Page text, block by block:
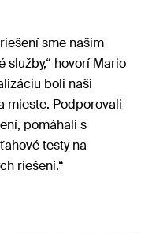
sme našim
služby,“ hovorí Mario
boli naši
mieste. Podporovali
pomáhali s
testy na
riešení.“